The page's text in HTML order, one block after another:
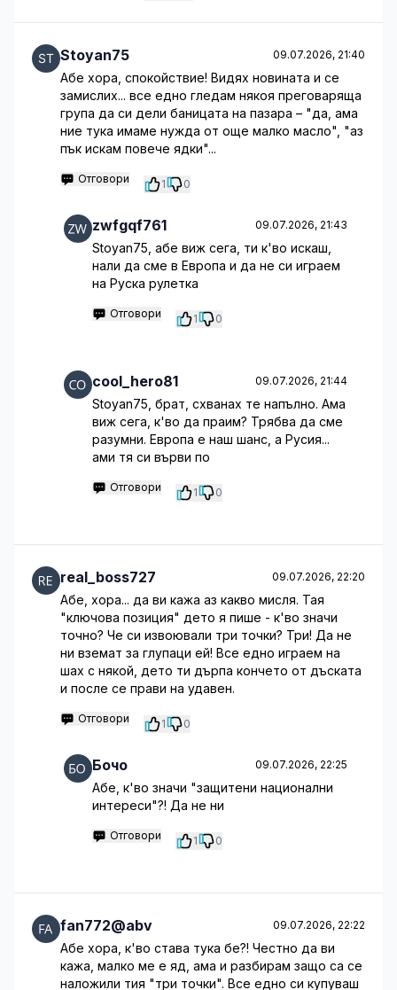
Stoyan75 09.07.2026, 21:40
Абе хора, спокойствие! Видях новината и се
замислих... все едно гледам някоя преговаряща
група да си дели баницата на пазара – "да, ама
ние тука имаме нужда от още малко масло", "аз
пък искам повече ядки"...
Отговори 1 0
zwfgqf761 09.07.2026, 21:43
Stoyan75, абе виж сега, ти к'во искаш,
нали да сме в Европа и да не си играем
на Руска рулетка
Отговори 1 0
cool_hero81 09.07.2026, 21:44
Stoyan75, брат, схванах те напълно. Ама
виж сега, к'во да праим? Трябва да сме
разумни. Европа е наш шанс, а Русия...
ами тя си върви по
Отговори 1 0
real_boss727 09.07.2026, 22:20
Абе, хора... да ви кажа аз какво мисля. Тая
"ключова позиция" дето я пише - к'во значи
точно? Че си извоювали три точки? Три! Да не
ни вземат за глупаци ей! Все едно играем на
шах с някой, дето ти дърпа кончето от дъската
и после се прави на удавен.
Отговори 1 0
Бочо 09.07.2026, 22:25
Абе, к'во значи "защитени национални
интереси"?! Да не ни
Отговори 1 0
fan772@abv 09.07.2026, 22:22
Абе хора, к'во става тука бе?! Честно да ви
кажа, малко ме е яд, ама и разбирам защо са се
наложили тия "три точки". Все едно си купуваш